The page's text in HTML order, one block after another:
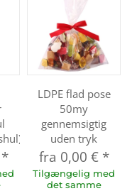
*
LDPE flad pose
50my
gennemsigtig
uden tryk
fra 0,00 € *
Tilgængelig med
det samme